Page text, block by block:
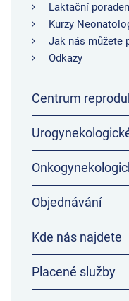
Laktační
Kurzy
Jak nás můžete
Odkazy
Centrum
Objednávání
Kde nás najdete
Placené služby